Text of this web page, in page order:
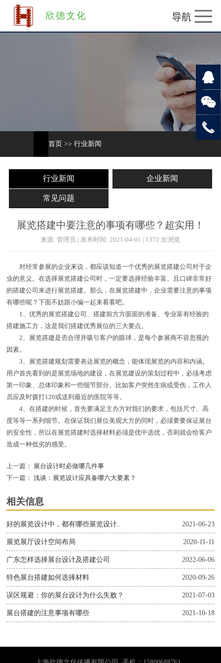
欣德文化
首页 >> 行业新闻
行业新闻 企业新闻
常见问题
展览搭建中要注意的事项有哪些？超实用！
来源: 管理员 | 发布时间: 2021-04-01 | 1372 次浏览
对经常参展的企业来说，都应该知道一个优秀的展览搭建公司对于企
业的意义。在选择展览搭建公司时，一定要选择经验丰富、且口碑非常好
的搭建公司来进行展览搭建。那么，在展览搭建中，企业需要注意的事项
有哪些呢？下面不妨跟小编一起来看看吧。
1、优秀的展览搭建公司、搭建前方方面面的准备、专业富有经验的
搭建施工方，这是我们搭建优秀展位的三大要点。
2、展览搭建是否合理并吸引客户的眼球，是每个参展商不容忽视的
因素。
3、展览搭建规划需要表达展览的概念，能体现展览的内容和内涵。
用户首先看到的是展览场地的建设，在展览建设的策划过程中，必须考虑
第一印象、总体印象和一些细节部分。比如客户突然生病或受伤，工作人
员应及时拨打120或送到最近的医院等等。
4、在搭建的时候，首先要满足主办方对我们的要求，包括尺寸、高
度等等一系列细节。在保证我们展位美观大方的同时，必须要要保证展台
的安全性，所以在展览搭建时选择材料必须是优中选优，否则就会给客户
造成一种低劣的感受。
上一篇：
展台设计时必做哪几件事
下一篇： 浅谈：展览设计应具备哪六大要素？
相关信息
2021-06-23
好的展览设计中，都有哪些展览设计..
2020-11-11
展览展厅设计空间布局
2022-06-06
广东怎样选择展台设计及搭建公司
2020-09-26
特色展台搭建如何选择材料
2021-07-03
误区规避：你的展台设计为什么失败？
2021-10-18
展台搭建的注意事项有哪些